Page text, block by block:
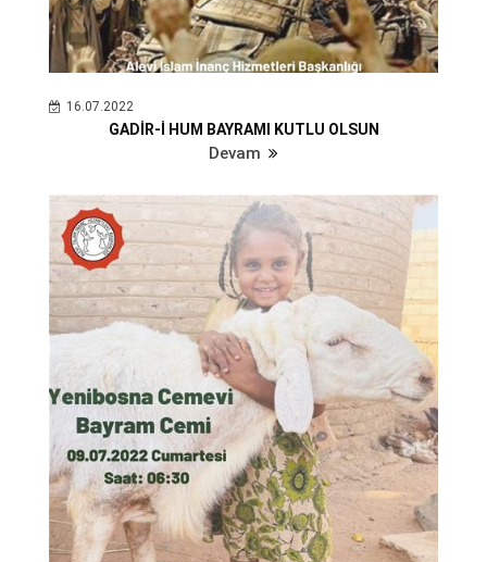
16.07.2022
GADİR-İ HUM BAYRAMI KUTLU OLSUN
Devam